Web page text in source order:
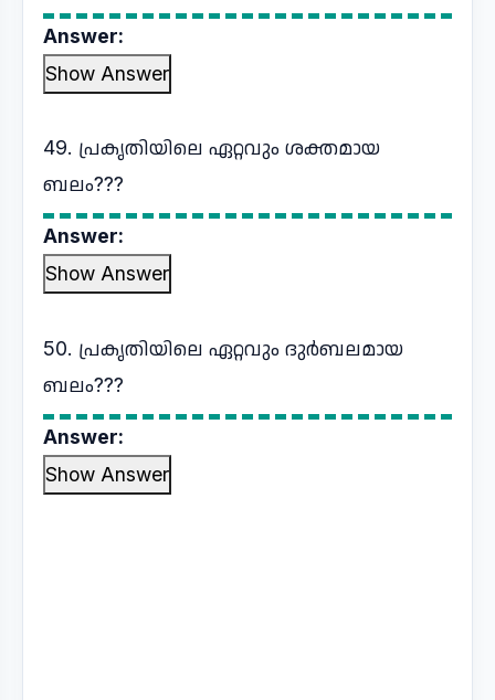
Answer:
Show Answer
49. പ്രകൃതിയിലെ ഏറ്റവും ശക്തമായ
ബലം???
Answer:
Show Answer
50. പ്രകൃതിയിലെ ഏറ്റവും ദുർബലമായ
ബലം???
Answer:
Show Answer